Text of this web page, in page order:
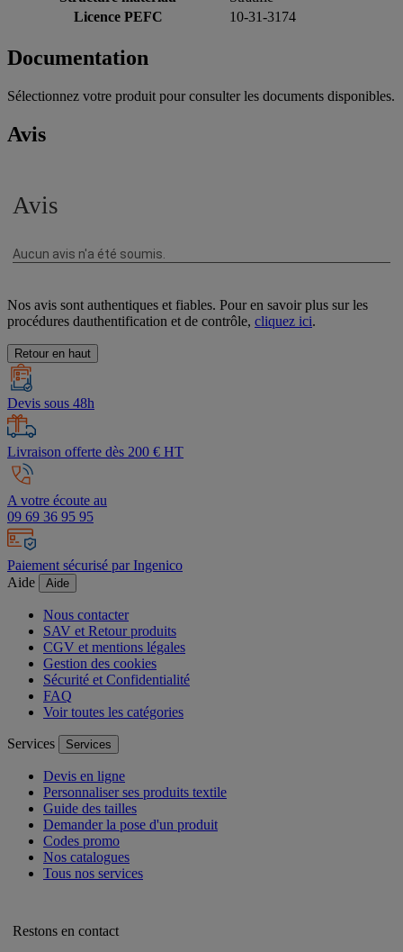
Licence PEFC
10-31-3174
Documentation
Sélectionnez votre produit pour consulter les documents disponibles.
Avis
Nos avis sont authentiques et fiables. Pour en savoir plus sur les
procédures dauthentification et de contrôle, cliquez ici.
Retour en haut
Devis sous 48h
Livraison offerte dès 200 € HT
A votre écoute au
09 69 36 95 95
Paiement sécurisé par Ingenico
Aide
Aide
Nous contacter
SAV et Retour produits
CGV et mentions légales
Gestion des cookies
Sécurité et Confidentialité
FAQ
Voir toutes les catégories
Services Services
Devis en ligne
Personnaliser ses produits textile
Guide des tailles
Demander la pose d'un produit
Codes promo
Nos catalogues
Tous nos services
Restons en contact